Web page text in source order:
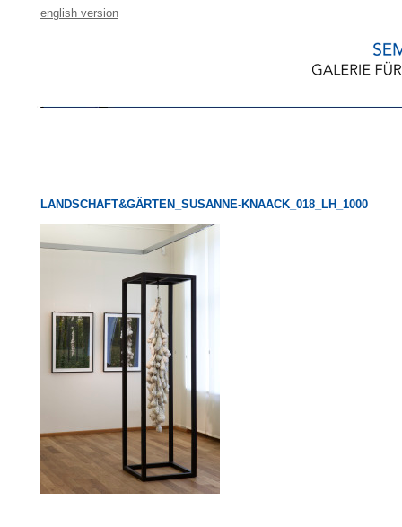
english version
LANDSCHAFT&GÄRTEN_SUSANNE-KNAACK_018_LH_1000